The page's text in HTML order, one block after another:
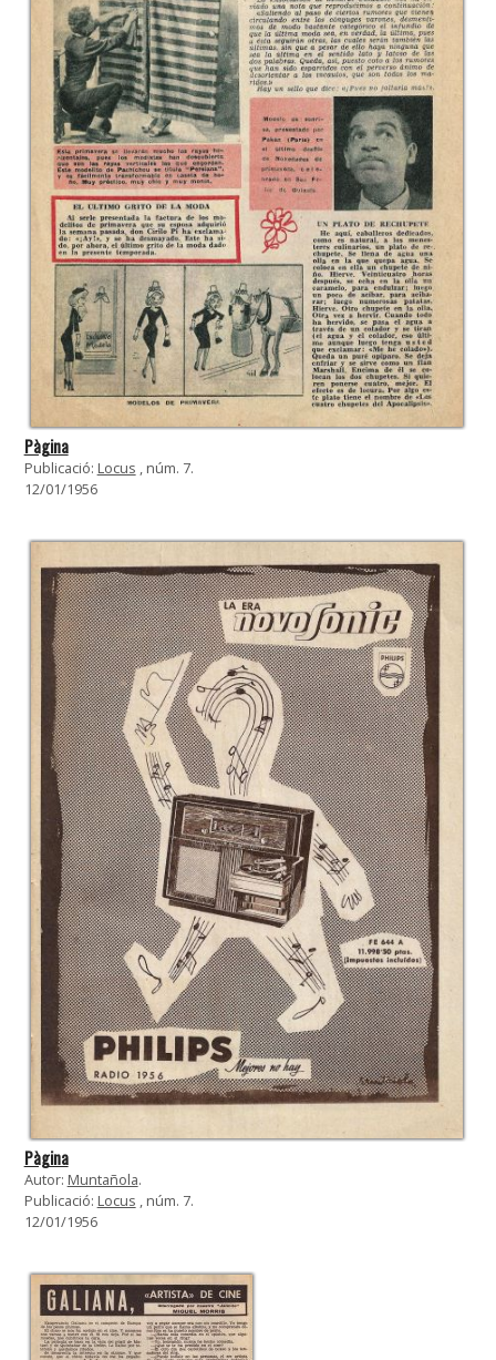
Pàgina
Publicació: Locus , núm. 7.
12/01/1956
Pàgina
Autor: Muntañola.
Publicació: Locus , núm. 7.
12/01/1956